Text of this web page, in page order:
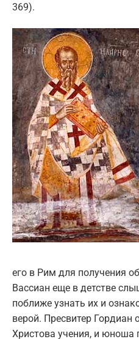
369).
его в Рим для получения
Вассиан еще в детстве
поближе узнать их и
верой. Пресвитер Гордиан
Христова учения, и юноша